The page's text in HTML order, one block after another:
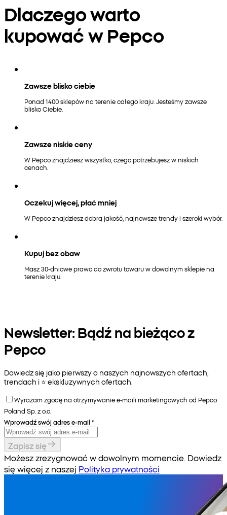
Dlaczego warto
kupować w Pepco
Zawsze blisko ciebie
Ponad 1400 sklepów na terenie całego kraju. Jesteśmy zawsze
blisko Ciebie.
Zawsze niskie ceny
W Pepco znajdziesz wszystko, czego potrzebujesz w niskich
cenach.
Oczekuj więcej, płać mniej
W Pepco znajdziesz dobrą jakość, najnowsze trendy i szeroki wybór.
Kupuj bez obaw
Masz 30-dniowe prawo do zwrotu towaru w dowolnym sklepie na
terenie kraju.
Newsletter: Bądź na bieżąco z
Pepco
Dowiedz się jako pierwszy o naszych najnowszych ofertach,
trendach i ⭐️ ekskluzywnych ofertach.
Wyrażam zgodę na otrzymywanie e-maili marketingowych od Pepco
Poland Sp. z o.o.
Wprowadź swój adres e-mail *
Zapisz się
Możesz zrezygnować w dowolnym momencie. Dowiedz
się więcej z naszej Polityka prywatności